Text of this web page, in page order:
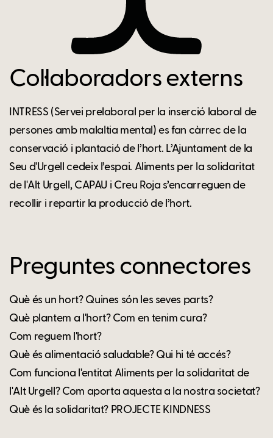
Col·laboradors externs
INTRESS (Servei prelaboral per la inserció laboral de
persones amb malaltia mental) es fan càrrec de la
conservació i plantació de l’hort. L’Ajuntament de la
Seu d'Urgell cedeix l’espai. Aliments per la solidaritat
de l'Alt Urgell, CAPAU i Creu Roja s’encarreguen de
recollir i repartir la producció de l’hort.
Preguntes connectores
Què és un hort? Quines són les seves parts?
Què plantem a l'hort? Com en tenim cura?
Com reguem l'hort?
Què és alimentació saludable? Qui hi té accés?
Com funciona l'entitat Aliments per la solidaritat de
l'Alt Urgell? Com aporta aquesta a la nostra societat?
Què és la solidaritat? PROJECTE KINDNESS